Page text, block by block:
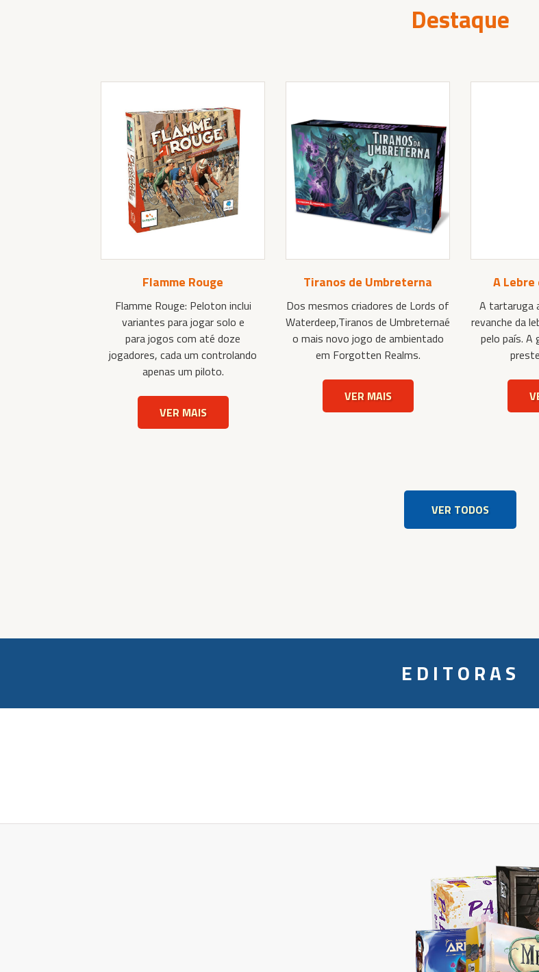
Destaque
Flamme Rouge
Flamme Rouge: Peloton inclui
variantes para jogar solo e
para jogos com até doze
jogadores, cada um controlando
apenas um piloto.
VER MAIS
Tiranos de Umbreterna
Dos mesmos criadores de Lords of
Waterdeep,Tiranos de Umbreternaé
o mais novo jogo de ambientado
em Forgotten Realms.
VER MAIS
A
A tartaruga
revanche da
pelo país. A
VER TODOS
EDITORAS